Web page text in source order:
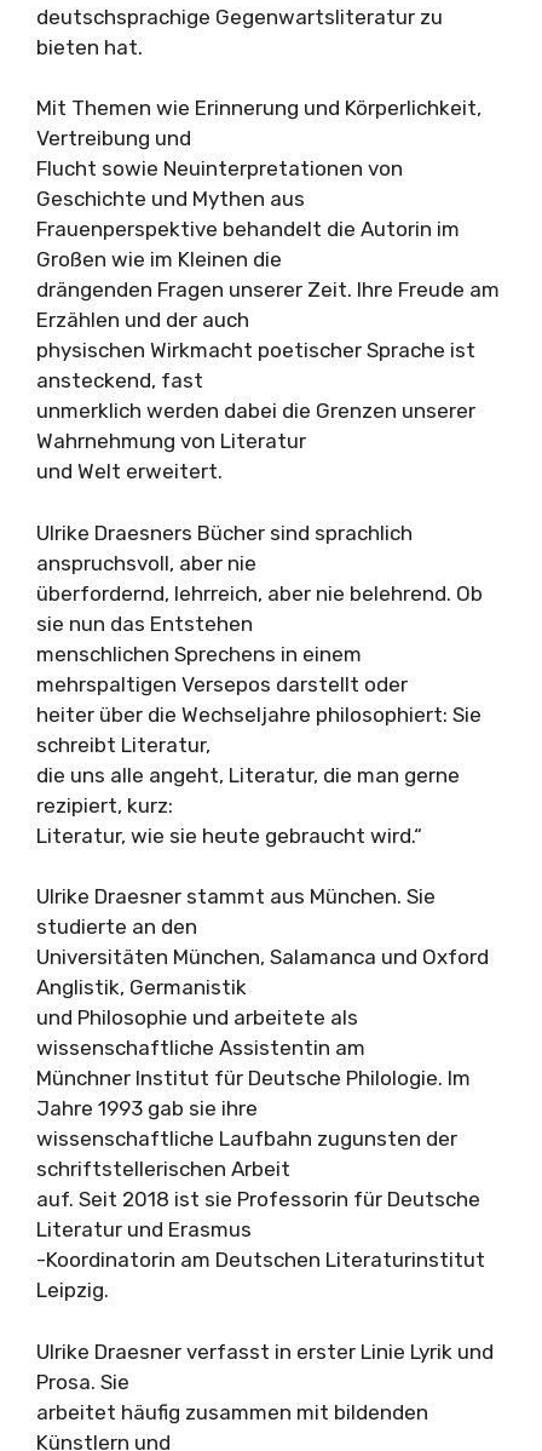
deutschsprachige Gegenwartsliteratur zu
bieten hat.
Mit Themen wie Erinnerung und Körperlichkeit,
Vertreibung und
Flucht sowie Neuinterpretationen von
Geschichte und Mythen aus
Frauenperspektive behandelt die Autorin im
Großen wie im Kleinen die
drängenden Fragen unserer Zeit. Ihre Freude am
Erzählen und der auch
physischen Wirkmacht poetischer Sprache ist
ansteckend, fast
unmerklich werden dabei die Grenzen unserer
Wahrnehmung von Literatur
und Welt erweitert.
Ulrike Draesners Bücher sind sprachlich
anspruchsvoll, aber nie
überfordernd, lehrreich, aber nie belehrend. Ob
sie nun das Entstehen
menschlichen Sprechens in einem
mehrspaltigen Versepos darstellt oder
heiter über die Wechseljahre philosophiert: Sie
schreibt Literatur,
die uns alle angeht, Literatur, die man gerne
rezipiert, kurz:
Literatur, wie sie heute gebraucht wird.“
Ulrike Draesner stammt aus München. Sie
studierte an den
Universitäten München, Salamanca und Oxford
Anglistik, Germanistik
und Philosophie und arbeitete als
wissenschaftliche Assistentin am
Münchner Institut für Deutsche Philologie. Im
Jahre 1993 gab sie ihre
wissenschaftliche Laufbahn zugunsten der
schriftstellerischen Arbeit
auf. Seit 2018 ist sie Professorin für Deutsche
Literatur und Erasmus
-Koordinatorin am Deutschen Literaturinstitut
Leipzig.
Ulrike Draesner verfasst in erster Linie Lyrik und
Prosa. Sie
arbeitet häufig zusammen mit bildenden
Künstlern und